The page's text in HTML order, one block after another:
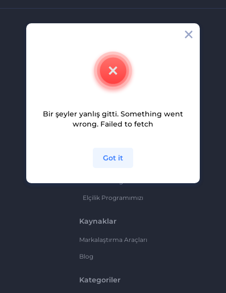
İletişim
Kariyer
Ortaklık Programı
Elçilik Programımızı
Kaynaklar
Markalaştırma Araçları
Blog
Kategoriler
Bir şeyler yanlış gitti. Something went
wrong. Failed to fetch
Got it